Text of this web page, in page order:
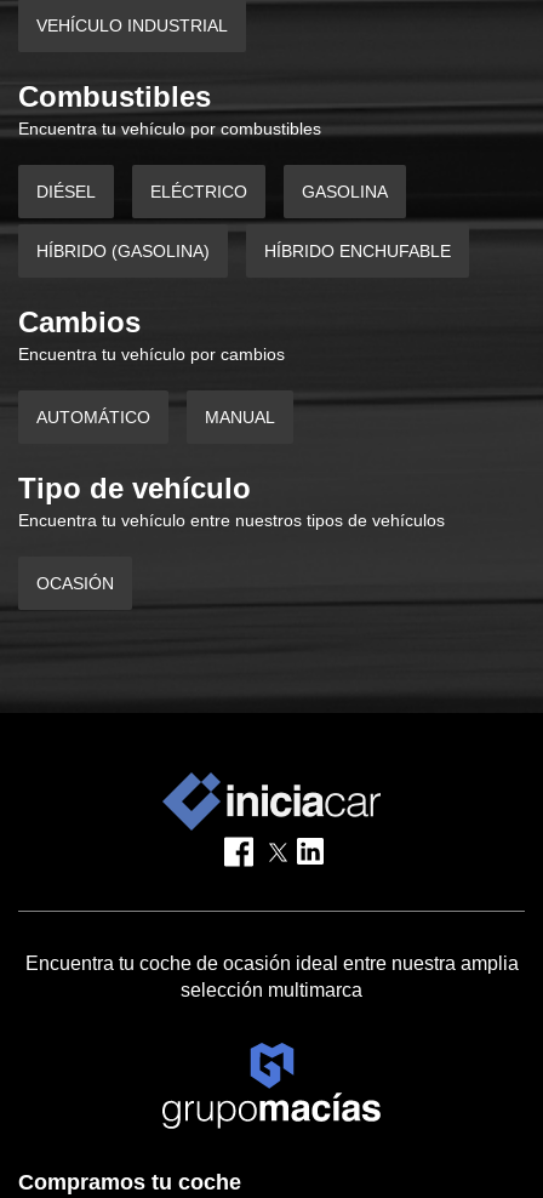
VEHÍCULO INDUSTRIAL
Combustibles
Encuentra tu vehículo por combustibles
DIÉSEL ELÉCTRICO GASOLINA
HÍBRIDO (GASOLINA) HÍBRIDO ENCHUFABLE
Cambios
Encuentra tu vehículo por cambios
AUTOMÁTICO MANUAL
Tipo de vehículo
Encuentra tu vehículo entre nuestros tipos de vehículos
OCASIÓN
Encuentra tu coche de ocasión ideal entre nuestra amplia
selección multimarca
Compramos tu coche